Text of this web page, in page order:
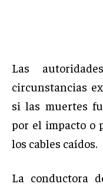
Las
circunstancias
si las muertes
por el impacto o
los cables caídos.
La conductora